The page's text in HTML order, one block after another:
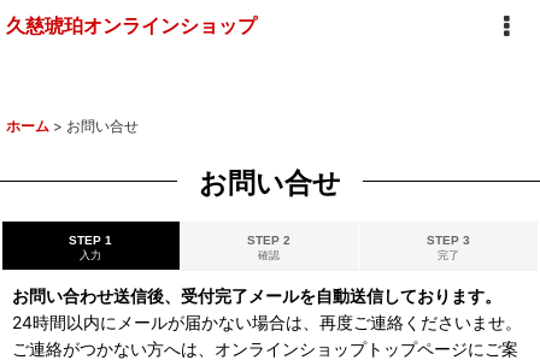
久慈琥珀オンラインショップ
ホーム > お問い合せ
お問い合せ
STEP 1
入力
STEP 2
確認
STEP 3
完了
お問い合わせ送信後、受付完了メールを自動送信しております。
24時間以内にメールが届かない場合は、再度ご連絡くださいませ。
ご連絡がつかない方へは、オンラインショップトップページにご案